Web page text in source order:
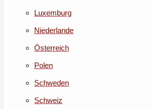
Luxemburg
Niederlande
Österreich
Polen
Schweden
Schweiz